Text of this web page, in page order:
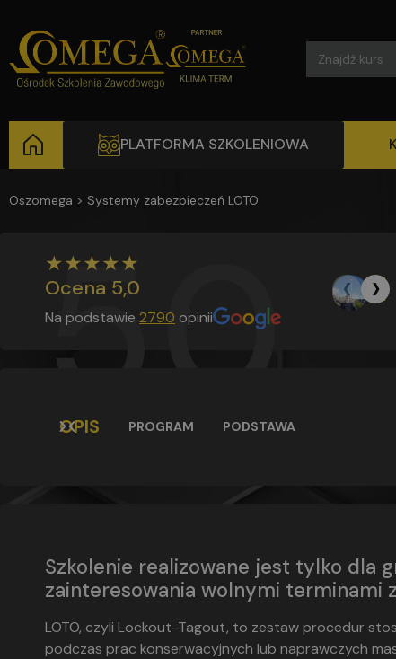
Search
for:
PLATFORMA SZKOLENIOWA
Oszomega > Systemy zabezpieczeń LOTO
★★★★★
Ocena 5,0
Na podstawie 2790 opinii
‹ › 2
5,0
OPIS PROGRAM PODSTAWA
Szkolenie realizowane jest tylko dla
zainteresowania wolnymi terminami
LOTO, czyli Lockout-Tagout, to zestaw procedur
podczas prac konserwacyjnych lub naprawczych